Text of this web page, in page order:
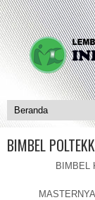
BIMBEL
BIMBEL